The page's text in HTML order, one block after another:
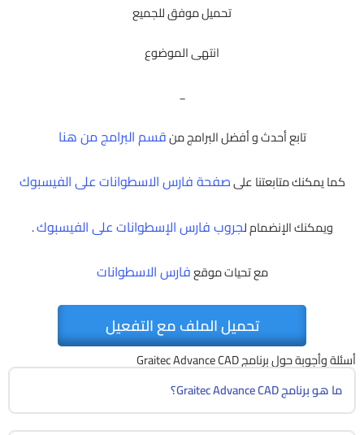
تحميل موفق للجميع
انتهى الموضوع
_
تابع أحدث و أفضل البرامج منقسم البرامج من هنا
كما يمكنك متابعتنا علىصفحة فارس الاسطوانات على الفيسبوك
ويمكنك الإنضمام لجروب فارس الإسطوانات على الفيسبوك.
مع تحيات موقعفارس الاسطوانات
تحميل الملف مع التفعيل
أسئلة وأجوبة حول برنامج Graitec Advance CAD
ما هو برنامج Graitec Advance CAD؟